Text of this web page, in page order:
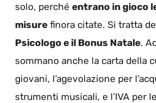
solo, perché entrano in gioco
misure finora citate. Si tratta
Psicologo e il Bonus Natale.
sommano anche la carta della
giovani, l’agevolazione per
strumenti musicali, e l’IVA per